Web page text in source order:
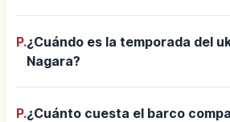
P.¿Cuándo es la temporada del
Nagara?
P.¿Cuánto cuesta el barco